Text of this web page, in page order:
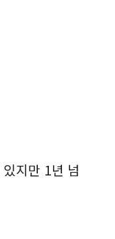
지만 1년 넘